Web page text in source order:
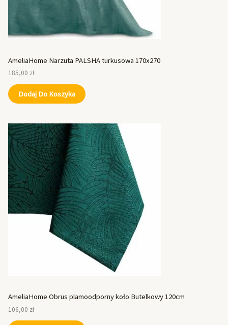
AmeliaHome Narzuta PALSHA turkusowa 170x270
185,00 zł
Dodaj Do Koszyka
AmeliaHome Obrus plamoodporny koło Butelkowy 120cm
106,00 zł